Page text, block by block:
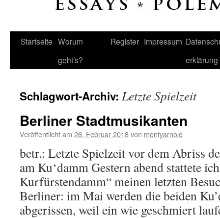
Startseite Worum
geht’s?
Register Impressum
erklärung
Schlagwort-Archiv: Letzte Spielzeit
Berliner Stadtmusikanten
Veröffentlicht am 26. Februar 2018von montyarnold
betr.: Letzte Spielzeit vor dem Abriss
am Ku‘damm Gestern abend stattete
Kurfürstendamm“ meinen letzten
Berliner: im Mai werden die beiden
abgerissen, weil ein wie geschmiert